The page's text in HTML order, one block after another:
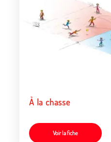
À la chasse
Voir la fiche